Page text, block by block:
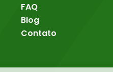
FAQ
Blog
Contato